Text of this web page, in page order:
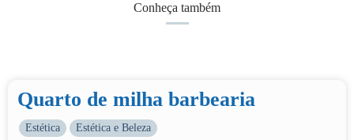
Conheça também
Quarto de milha barbearia
Estética Estética e Beleza